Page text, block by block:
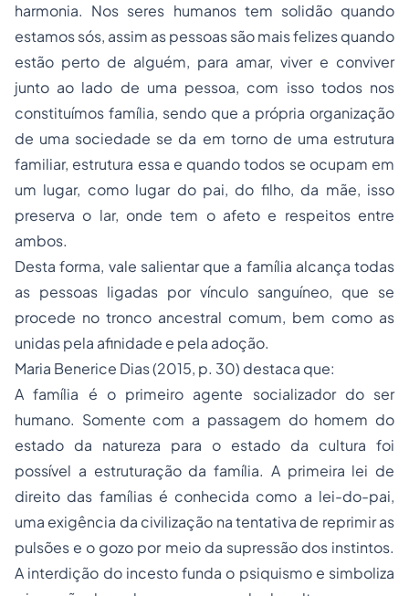
harmonia. Nos seres humanos tem solidão quando
estamos sós, assim as pessoas são mais felizes quando
estão perto de alguém, para amar, viver e conviver
junto ao lado de uma pessoa, com isso todos nos
constituímos família, sendo que a própria organização
de uma sociedade se da em torno de uma estrutura
familiar, estrutura essa e quando todos se ocupam em
um lugar, como lugar do pai, do filho, da mãe, isso
preserva o lar, onde tem o afeto e respeitos entre
ambos.
Desta forma, vale salientar que a família alcança todas
as pessoas ligadas por vínculo sanguíneo, que se
procede no tronco ancestral comum, bem como as
unidas pela afinidade e pela adoção.
Maria Benerice Dias (2015, p. 30) destaca que:
A família é o primeiro agente socializador do ser
humano. Somente com a passagem do homem do
estado da natureza para o estado da cultura foi
possível a estruturação da família. A primeira lei de
direito das famílias é conhecida como a lei-do-pai,
uma exigência da civilização na tentativa de reprimir as
pulsões e o gozo por meio da supressão dos instintos.
A interdição do incesto funda o psiquismo e simboliza